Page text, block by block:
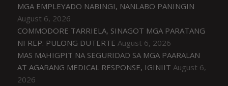
MGA EMPLEYADO NABINGI, NANLABO PANINGIN
August 6, 2026
COMMODORE TARRIELA, SINAGOT MGA PARATANG
NI REP. PULONG DUTERTE August 6, 2026
MAS MAHIGPIT NA SEGURIDAD SA MGA PAARALAN
AT AGARANG MEDICAL RESPONSE, IGINIIT August 6,
2026